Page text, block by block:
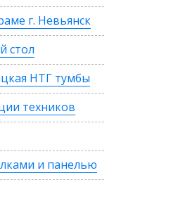
г. Невьянск
стол
НТГ тумбы
техников
и панелью